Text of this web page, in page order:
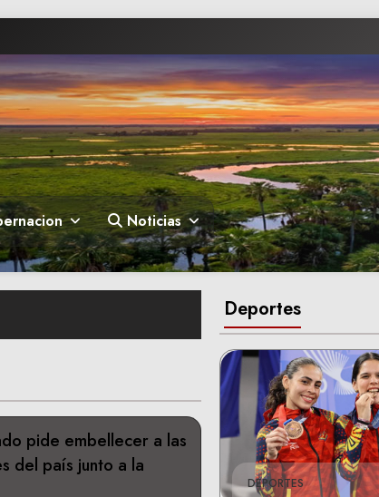
Noticias
Deportes
DEPORTES
pide embellecer a las
del país junto a la